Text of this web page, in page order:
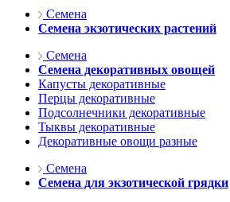
Семена
Семена экзотических растений
Семена
Семена декоративных овощей
Капусты декоративные
Перцы декоративные
Подсолнечники декоративные
Тыквы декоративные
Декоративные овощи разные
Семена
Семена для экзотической грядки